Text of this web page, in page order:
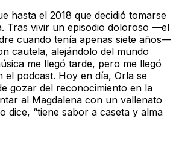
hasta el 2018 que decidió tomarse
Tras vivir un episodio doloroso —el
cuando tenía apenas siete años—
cautela, alejándolo del mundo
me llegó tarde, pero me llegó
el podcast. Hoy en día, Orla se
gozar del reconocimiento en la
al Magdalena con un vallenato
dice, “tiene sabor a caseta y alma